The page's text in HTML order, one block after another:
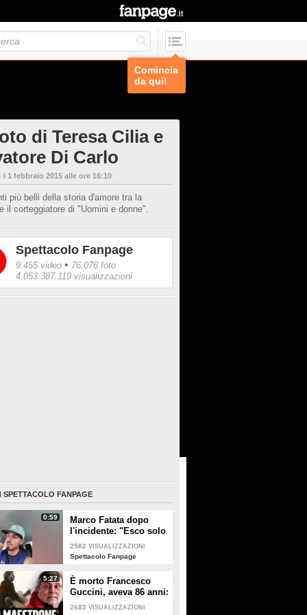
Comincia
da qui!
di Teresa Cilia e
Di Carlo
il 1 febbraio 2015 alle ore 16:10
più belli della storia d'amore tra la
il corteggiatore di "Uomini e donne".
Spettacolo Fanpage
9.455 video • 76.076 foto
4.053.387.119 visualizzazioni
SPETTACOLO FANPAGE
0:59
Marco Fatata dopo
l'incidente: "Esco solo
di sera, i primi tempi
non riuscivo a
2582 VISUALIZZAZIONI
Spettacolo Fanpage
5:27
È morto Francesco
Guccini, aveva 86 anni:
è stato uno dei
2683 VISUALIZZAZIONI